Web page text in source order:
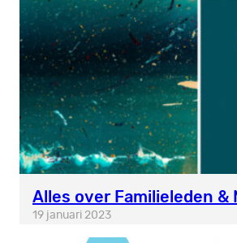
Alles over Familieleden &
19 januari 2023